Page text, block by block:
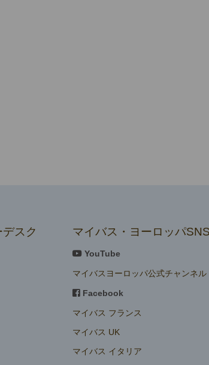
スク マイバス・ヨーロッパ
YouTube
マイバスヨーロッパ公式チャンネル
Facebook
マイバス フランス
マイバス UK
マイバス イタリア